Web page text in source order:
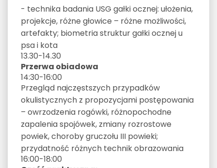
- technika badania USG gałki ocznej: ułożenia,
projekcje, różne głowice – różne możliwości,
artefakty; biometria struktur gałki ocznej u
psa i kota
13.30-14.30
Przerwa obiadowa
14:30-16:00
Przegląd najczęstszych przypadków
okulistycznych z propozycjami postępowania
– owrzodzenia rogówki, różnopochodne
zapalenia spojówek, zmiany rozrostowe
powiek, choroby gruczołu III powieki;
przydatność różnych technik obrazowania
16:00-18:00